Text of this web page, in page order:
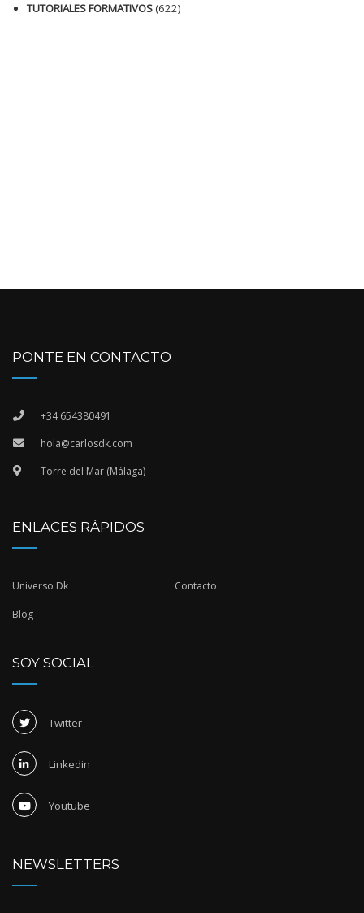
TUTORIALES FORMATIVOS(622)
PONTE EN CONTACTO
+34 654380491
hola@carlosdk.com
Torre del Mar (Málaga)
ENLACES RÁPIDOS
Universo Dk Contacto
Blog
SOY SOCIAL
Twitter
Linkedin
Youtube
NEWSLETTERS